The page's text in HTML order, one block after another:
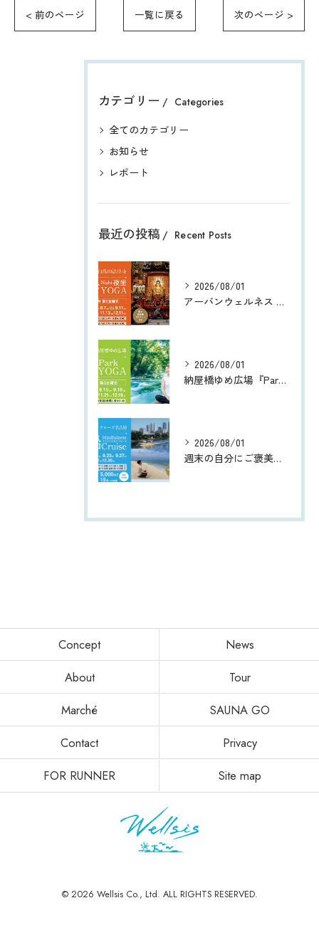
< 前のページ 一覧に戻る 次のページ >
カテゴリー
Categories
全てのカテゴリー
お知らせ
レポート
最近の投稿 Recent Posts
2026/08/01
アーバンウェルネス 都会のオアシス® 白鳥山法持寺 『Night夜坐 寺YOGA』
2026/08/01
納屋橋ゆめ広場『Park朝YOGA』
2026/08/01
週末の自分にご褒美を 〜五感でリフレッシュする都会のオアシス®︎ 船 | 『マインドフルネスクルーズ』 ｘ Wellness Trip
Concept
News
About
Tour
Marché
SAUNA GO
Contact
Privacy
FOR RUNNER
Site map
© 2026 Wellsis Co., Ltd. ALL RIGHTS RESERVED.